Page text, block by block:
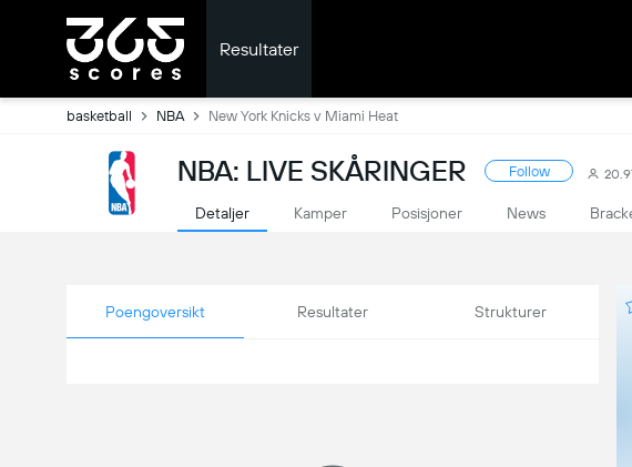
Resultater
basketball NBA New York Knicks v Miami Heat
NBA: LIVE SKÅRINGER Follow
Detaljer Kamper Posisjoner News
Poengoversikt Resultater Strukturer